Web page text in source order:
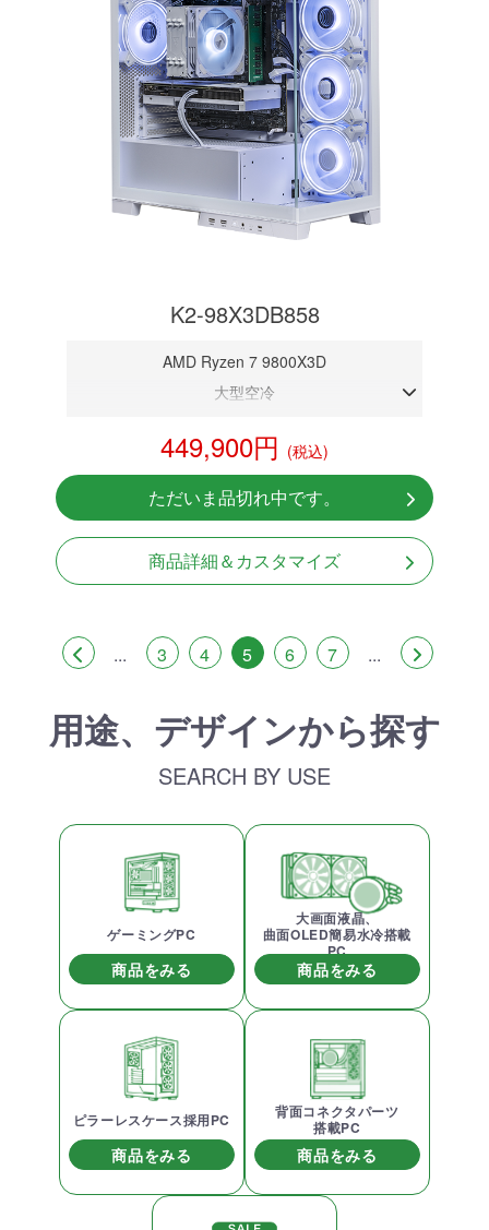
K2-98X3DB858
AMD Ryzen 7 9800X3D
大型空冷
RTX 5080 16GB
NVMeSSD 1TB
Windows11 Home 64bit
449,900円 (税込)
ただいま品切れ中です。
商品詳細＆カスタマイズ
... 3 4 5 6 7 ...
用途、デザインから探す
SEARCH BY USE
ゲーミングPC
商品をみる
大画面液晶、
曲面OLED簡易水冷搭載
PC
商品をみる
ピラーレスケース採用PC
商品をみる
背面コネクタパーツ
搭載PC
商品をみる